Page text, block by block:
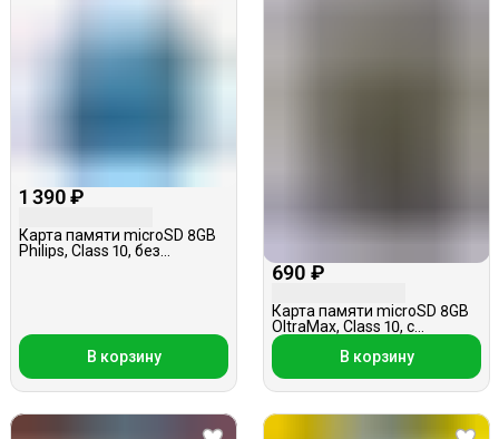
1 390 ₽
Карта памяти microSD 8GB
Philips, Class 10, без
В корзину
690 ₽
Карта памяти microSD 8GB
OltraMax, Class 10, с
адаптером, АКЦИЯ
В корзину